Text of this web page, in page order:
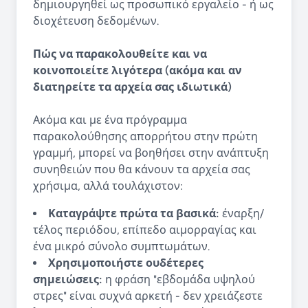
δημιουργηθεί ως προσωπικό εργαλείο - ή ως
διοχέτευση δεδομένων.
Πώς να παρακολουθείτε και να
κοινοποιείτε λιγότερα (ακόμα και αν
διατηρείτε τα αρχεία σας ιδιωτικά)
Ακόμα και με ένα πρόγραμμα
παρακολούθησης απορρήτου στην πρώτη
γραμμή, μπορεί να βοηθήσει στην ανάπτυξη
συνηθειών που θα κάνουν τα αρχεία σας
χρήσιμα, αλλά τουλάχιστον:
Καταγράψτε πρώτα τα βασικά: έναρξη/
τέλος περιόδου, επίπεδο αιμορραγίας και
ένα μικρό σύνολο συμπτωμάτων.
Χρησιμοποιήστε ουδέτερες
σημειώσεις: η φράση "εβδομάδα υψηλού
στρες" είναι συχνά αρκετή - δεν χρειάζεστε